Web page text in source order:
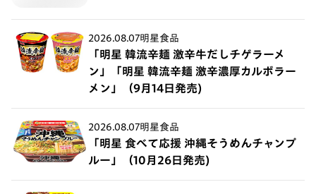
2026.08.07明星食品
「明星 韓流辛麺 激辛牛だしチゲラーメ
ン」「明星 韓流辛麺 激辛濃厚カルボラー
メン」（9月14日発売)
2026.08.07明星食品
「明星 食べて応援 沖縄そうめんチャンプ
ルー」（10月26日発売)